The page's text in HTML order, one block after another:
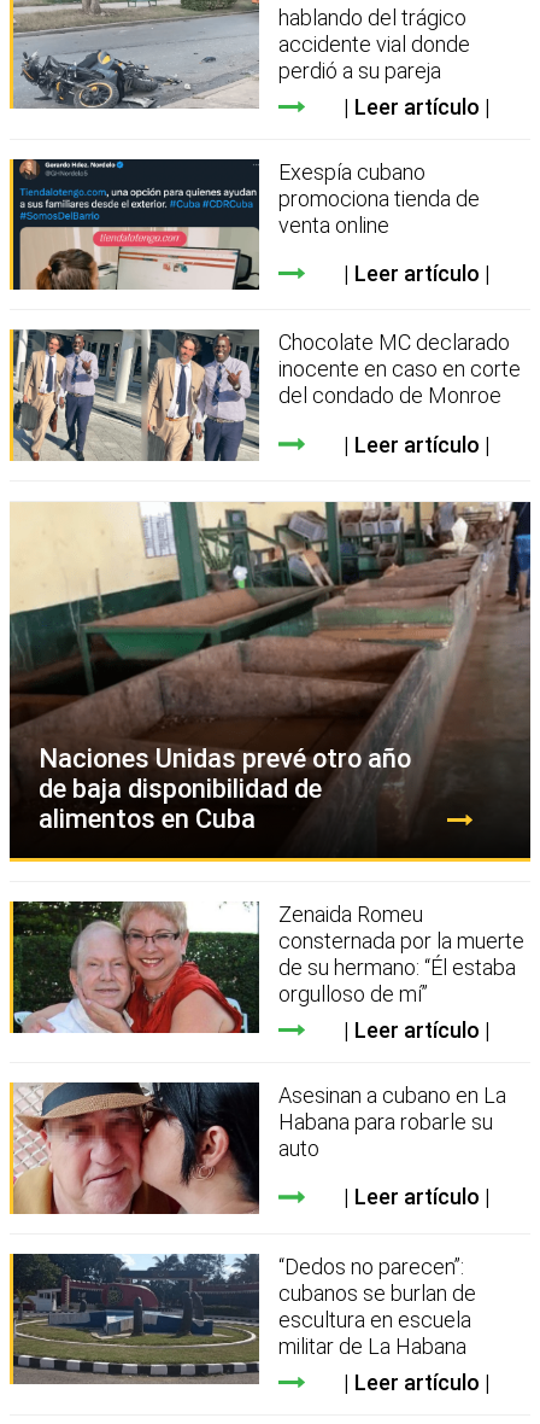
hablando del trágico
accidente vial donde
perdió a su pareja
Leer artículo
Exespía cubano
promociona tienda de
venta online
Leer artículo
Chocolate MC declarado
inocente en caso en corte
del condado de Monroe
Leer artículo
Naciones Unidas prevé otro año
de baja disponibilidad de
alimentos en Cuba
Zenaida Romeu
consternada por la muerte
de su hermano: “Él estaba
orgulloso de mí”
Leer artículo
Asesinan a cubano en La
Habana para robarle su
auto
Leer artículo
“Dedos no parecen”:
cubanos se burlan de
escultura en escuela
militar de La Habana
Leer artículo